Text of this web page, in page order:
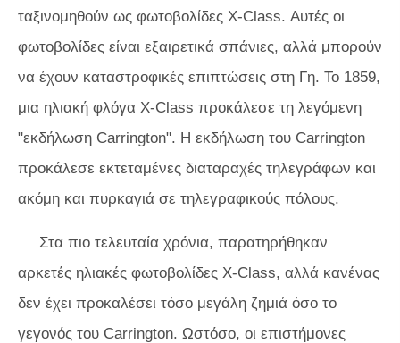
ταξινομηθούν ως φωτοβολίδες X-Class. Αυτές οι
φωτοβολίδες είναι εξαιρετικά σπάνιες, αλλά μπορούν
να έχουν καταστροφικές επιπτώσεις στη Γη. Το 1859,
μια ηλιακή φλόγα X-Class προκάλεσε τη λεγόμενη
"εκδήλωση Carrington". Η εκδήλωση του Carrington
προκάλεσε εκτεταμένες διαταραχές τηλεγράφων και
ακόμη και πυρκαγιά σε τηλεγραφικούς πόλους.
Στα πιο τελευταία χρόνια, παρατηρήθηκαν
αρκετές ηλιακές φωτοβολίδες X-Class, αλλά κανένας
δεν έχει προκαλέσει τόσο μεγάλη ζημιά όσο το
γεγονός του Carrington. Ωστόσο, οι επιστήμονες